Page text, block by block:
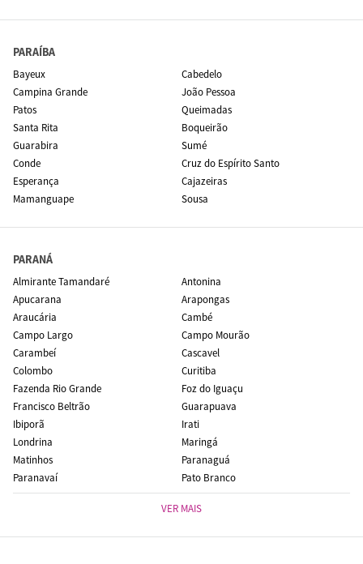
PARAÍBA
Bayeux
Cabedelo
Campina Grande
João Pessoa
Patos
Queimadas
Santa Rita
Boqueirão
Guarabira
Sumé
Conde
Cruz do Espírito Santo
Esperança
Cajazeiras
Mamanguape
Sousa
PARANÁ
Almirante Tamandaré
Antonina
Apucarana
Arapongas
Araucária
Cambé
Campo Largo
Campo Mourão
Carambeí
Cascavel
Colombo
Curitiba
Fazenda Rio Grande
Foz do Iguaçu
Francisco Beltrão
Guarapuava
Ibiporã
Irati
Londrina
Maringá
Matinhos
Paranaguá
Paranavaí
Pato Branco
VER MAIS